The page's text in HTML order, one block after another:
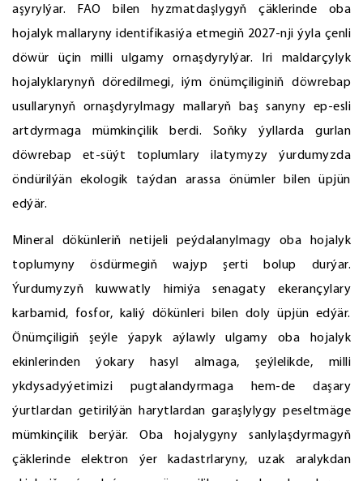
aşyrylýar. FAO bilen hyzmatdaşlygyň çäklerinde oba
hojalyk mallaryny identifikasiýa etmegiň 2027-nji ýyla çenli
döwür üçin milli ulgamy ornaşdyrylýar. Iri maldarçylyk
hojalyklarynyň döredilmegi, iým önümçiliginiň döwrebap
usullarynyň ornaşdyrylmagy mallaryň baş sanyny ep-esli
artdyrmaga mümkinçilik berdi. Soňky ýyllarda gurlan
döwrebap et-süýt toplumlary ilatymyzy ýurdumyzda
öndürilýän ekologik taýdan arassa önümler bilen üpjün
edýär.
Mineral dökünleriň netijeli peýdalanylmagy oba hojalyk
toplumyny ösdürmegiň wajyp şerti bolup durýar.
Ýurdumyzyň kuwwatly himiýa senagaty ekerançylary
karbamid, fosfor, kaliý dökünleri bilen doly üpjün edýär.
Önümçiligiň şeýle ýapyk aýlawly ulgamy oba hojalyk
ekinlerinden ýokary hasyl almaga, şeýlelikde, milli
ykdysadyýetimizi pugtalandyrmaga hem-de daşary
ýurtlardan getirilýän harytlardan garaşlylygy peseltmäge
mümkinçilik berýär. Oba hojalygyny sanlylaşdyrmagyň
çäklerinde elektron ýer kadastrlaryny, uzak aralykdan